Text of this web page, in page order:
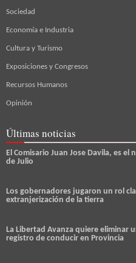
Sociedad
Economía e Industria
Cultura y Turismo
Exposiciones y Congresos
Recursos Humanos
Opinión
Últimas noticias
El Comisario Juan Jose Davila, es el
de Julio
Los gobernadores jugaron un rol
extranjerización de la tierra
La Libertad Avanza quiere eliminar
registro de conducir en Provincia